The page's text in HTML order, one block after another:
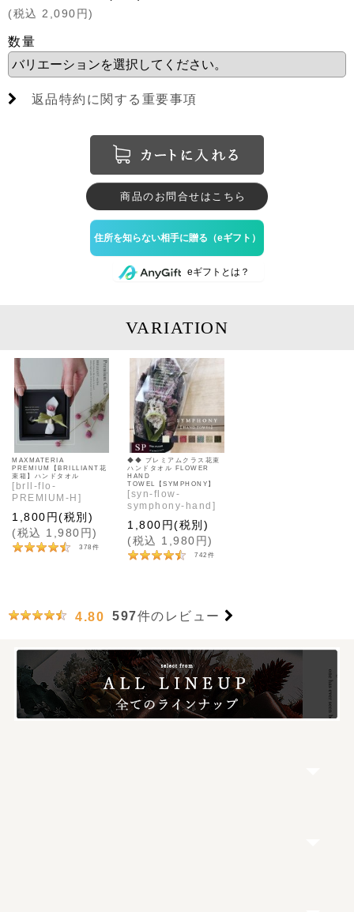
(税込 2,090 円)
数量
返品特約に関する重要事項
商品のお問合せはこちら
のeギフトとは？
VARIATION
MAXMATERIA
PREMIUM【BRILLIANT花
束箱】ハンドタオル
[ brll-flo-
PREMIUM-H ]
1,800円(税別)
(税込 1,980 円)
378 件
◆◆ プレミアムクラス花束
ハンドタオル FLOWER
HAND
TOWEL【SYMPHONY】
[syn-flow-
symphony-hand ]
1,800円(税別)
(税込 1,980 円)
742 件
4.80 597件のレビュー